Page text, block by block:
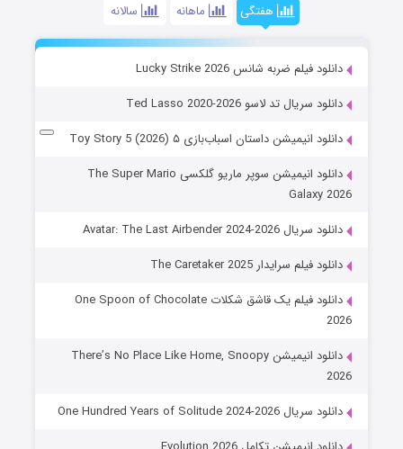
هفتگی ماهانه سالانه
دانلود فیلم ضربه شانس Lucky Strike 2026
دانلود سریال تد لاسو Ted Lasso 2020-2026
دانلود انیمیشن داستان اسباب‌بازی ۵ Toy Story 5 (2026)
دانلود انیمیشن سوپر ماریو گلکسی The Super Mario
Galaxy 2026
دانلود سریال Avatar: The Last Airbender 2024-2026
دانلود فیلم سرایدار The Caretaker 2025
دانلود فیلم یک قاشق شکلات One Spoon of Chocolate
2026
دانلود انیمیشن There’s No Place Like Home, Snoopy
2026
دانلود سریال One Hundred Years of Solitude 2024-2026